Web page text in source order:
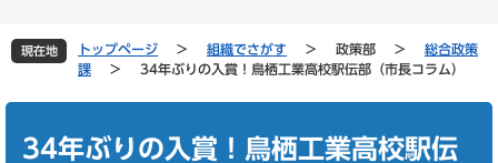
文
現在地 トップページ > 組織でさがす > 政策部 >
総合政策
課
> 34年ぶりの入賞！鳥栖工業高校駅伝部（市長コラム）
34年ぶりの入賞！鳥栖工業高校駅伝